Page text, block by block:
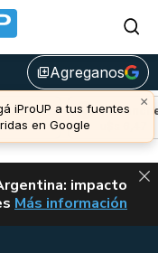
library_addAgreganos
×
iProUP a tus fuentes
en Google
Avalanche
(-
u$s 6,47
impacto
CLARITY ACT EN
Más información